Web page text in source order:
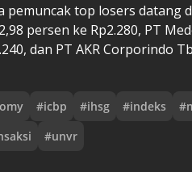
pemuncak top losers datang
persen ke Rp2.280, PT
dan PT AKR Corporindo
#icbp #ihsg #indeks #
#unvr